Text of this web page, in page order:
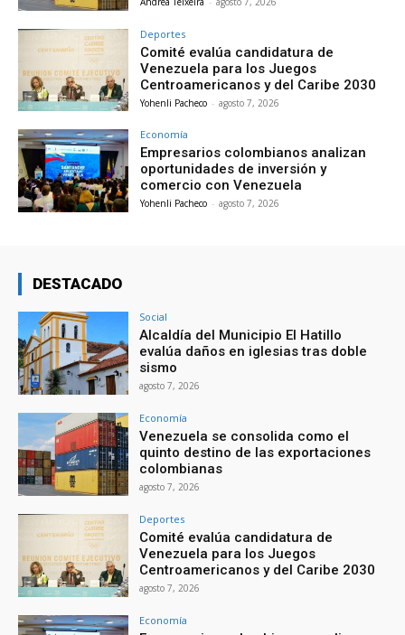
Deportes
Comité evalúa candidatura de
Venezuela para los Juegos
Centroamericanos y del Caribe 2030
Yohenli Pacheco - agosto 7, 2026
Economía
Empresarios colombianos analizan
oportunidades de inversión y
comercio con Venezuela
Yohenli Pacheco - agosto 7, 2026
DESTACADO
Social
Alcaldía del Municipio El Hatillo
evalúa daños en iglesias tras doble
sismo
agosto 7, 2026
Economía
Venezuela se consolida como el
quinto destino de las exportaciones
colombianas
agosto 7, 2026
Deportes
Comité evalúa candidatura de
Venezuela para los Juegos
Centroamericanos y del Caribe 2030
agosto 7, 2026
Economía